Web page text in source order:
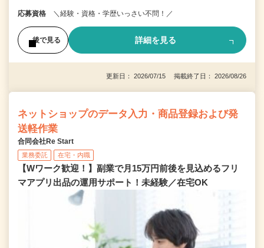
応募資格 ＼経験・資格・学歴いっさい不問！／
後で見る 詳細を見る
更新日： 2026/07/15 掲載終了日： 2026/08/26
ネットショップのデータ入力・商品登録および発
送軽作業
合同会社Re Start
業務委託 在宅・内職
【Wワーク歓迎！】副業で月15万円前後を見込めるフリ
マアプリ出品の運用サポート！未経験／在宅OK